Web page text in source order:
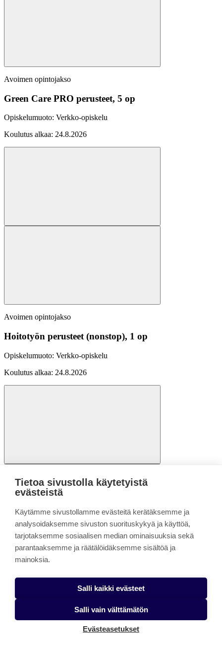
Avoimen opintojakso
Green Care PRO perusteet, 5 op
Opiskelumuoto: Verkko-opiskelu
Koulutus alkaa: 24.8.2026
Avoimen opintojakso
Hoitotyön perusteet (nonstop), 1 op
Opiskelumuoto: Verkko-opiskelu
Koulutus alkaa: 24.8.2026
Avoimen opintojakso
Verkko-opiskelu
24.8.2026
Tietoa sivustolla käytetyistä
evästeistä
Käytämme sivustollamme evästeitä kerätäksemme ja
analysoidaksemme sivuston suorituskykyä ja käyttöä,
tarjotaksemme sosiaalisen median ominaisuuksia sekä
parantaaksemme ja räätälöidäksemme sisältöä ja
mainoksia.
Salli kaikki evästeet
Salli vain välttämätön
Evästeasetukset